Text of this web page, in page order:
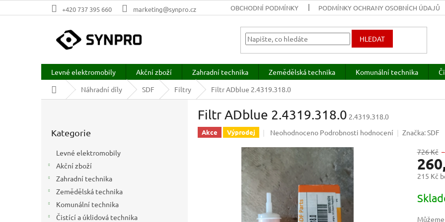
na
+420 737 395 660 marketing@synpro.cz OBCHODNÍ PODMÍNKY PODMÍNKY OCHRANY OSOBNÍCH ÚDAJŮ
HLEDAT
Levné elektromobily Akční zboží Zahradní technika Zemědělská technika Komunální technika
Domů
Náhradní díly SDF Filtry Filtr ADblue 2.4319.318.0
kategorie
Kategorie
Levné elektromobily
Akční zboží
Zahradní technika
Zemědělská technika
Komunální technika
Čistící a úklidová technika
Filtr ADblue 2.4319.318.0 2.4319.318.0
Akce Výprodej
Průměrné
je
hvězdiček.
Neohodnoceno Podrobnosti hodnocení Značka:SDF
726 Kč
215 Kč
cena: